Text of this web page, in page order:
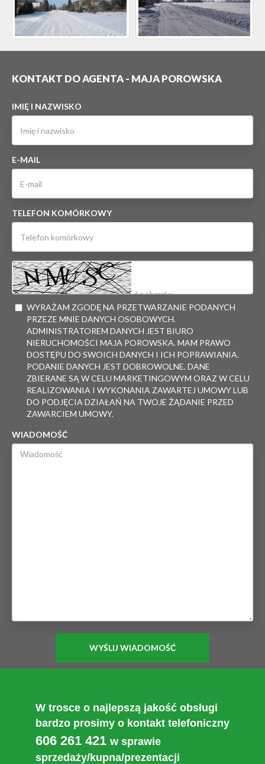
KONTAKT DO AGENTA - MAJA POROWSKA
IMIĘ I NAZWISKO
E-MAIL
TELEFON KOMÓRKOWY
WYRAŻAM ZGODĘ NA PRZETWARZANIE PODANYCH
PRZEZE MNIE DANYCH OSOBOWYCH.
ADMINISTRATOREM DANYCH JEST BIURO
NIERUCHOMOŚCI MAJA POROWSKA. MAM PRAWO
DOSTĘPU DO SWOICH DANYCH I ICH POPRAWIANIA.
PODANIE DANYCH JEST DOBROWOLNE. DANE
ZBIERANE SĄ W CELU MARKETINGOWYM ORAZ W CELU
REALIZOWANIA I WYKONANIA ZAWARTEJ UMOWY LUB
DO PODJĘCIA DZIAŁAŃ NA TWOJE ŻĄDANIE PRZED
ZAWARCIEM UMOWY.
WIADOMOŚĆ
W trosce o najlepszą jakość obsługi
bardzo prosimy o kontakt telefoniczny
606 261 421 w sprawie
sprzedaży/kupna/prezentacji